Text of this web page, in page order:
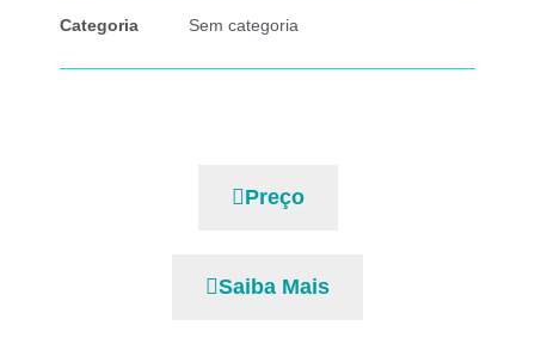
Categoria Sem categoria
Preço
Saiba Mais